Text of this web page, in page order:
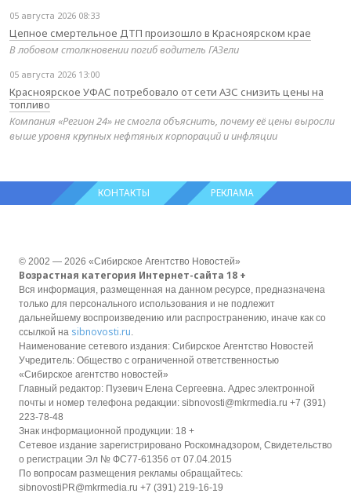
05 августа 2026 08:33
Цепное смертельное ДТП произошло в Красноярском крае
В лобовом столкновении погиб водитель ГАЗели
05 августа 2026 13:00
Красноярское УФАС потребовало от сети АЗС снизить цены на
топливо
Компания «Регион 24» не смогла объяснить, почему её цены выросли
выше уровня крупных нефтяных корпораций и инфляции
КОНТАКТЫ РЕКЛАМА
© 2002 — 2026 «Сибирское Агентство Новостей»
Возрастная категория Интернет-сайта 18 +
Вся информация, размещенная на данном ресурсе, предназначена
только для персонального использования и не подлежит
дальнейшему воспроизведению или распространению, иначе как со
ссылкой на sibnovosti.ru.
Наименование сетевого издания: Сибирское Агентство Новостей
Учредитель: Общество с ограниченной ответственностью
«Сибирское агентство новостей»
Главный редактор: Пузевич Елена Сергеевна. Адрес электронной
почты и номер телефона редакции: sibnovosti@mkrmedia.ru +7 (391)
223-78-48
Знак информационной продукции: 18 +
Сетевое издание зарегистрировано Роскомнадзором, Свидетельство
о регистрации Эл № ФС77-61356 от 07.04.2015
По вопросам размещения рекламы обращайтесь:
sibnovostiPR@mkrmedia.ru +7 (391) 219-16-19